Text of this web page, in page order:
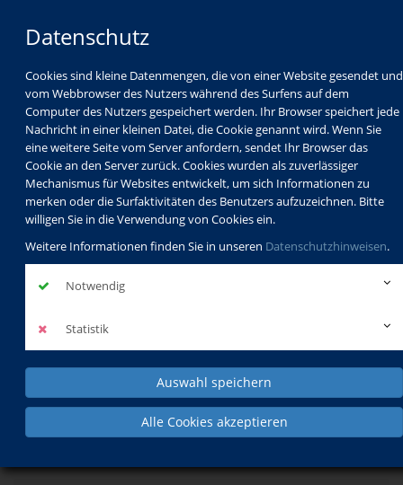
Datenschutz
Cookies sind kleine Datenmengen, die von einer Website gesendet und
vom Webbrowser des Nutzers während des Surfens auf dem
Computer des Nutzers gespeichert werden. Ihr Browser speichert jede
Nachricht in einer kleinen Datei, die Cookie genannt wird. Wenn Sie
eine weitere Seite vom Server anfordern, sendet Ihr Browser das
Cookie an den Server zurück. Cookies wurden als zuverlässiger
Mechanismus für Websites entwickelt, um sich Informationen zu
merken oder die Surfaktivitäten des Benutzers aufzuzeichnen. Bitte
willigen Sie in die Verwendung von Cookies ein.
Weitere Informationen finden Sie in unseren Datenschutzhinweisen.
Notwendig
Statistik
Auswahl speichern
Alle Cookies akzeptieren
Programm
Schulabschlüsse
Schulkindbetreuung
Service